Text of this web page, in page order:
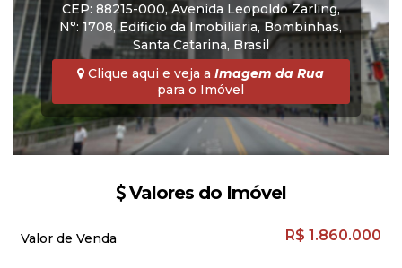
CEP: 88215-000,Avenida Leopoldo Zarling,
N°: 1708,Edificio da Imobiliaria, Bombinhas,
Santa Catarina, Brasil
Clique aqui e veja aImagem da Rua
para o Imóvel
Valores do Imóvel
R$ 1.860.000
Valor de Venda